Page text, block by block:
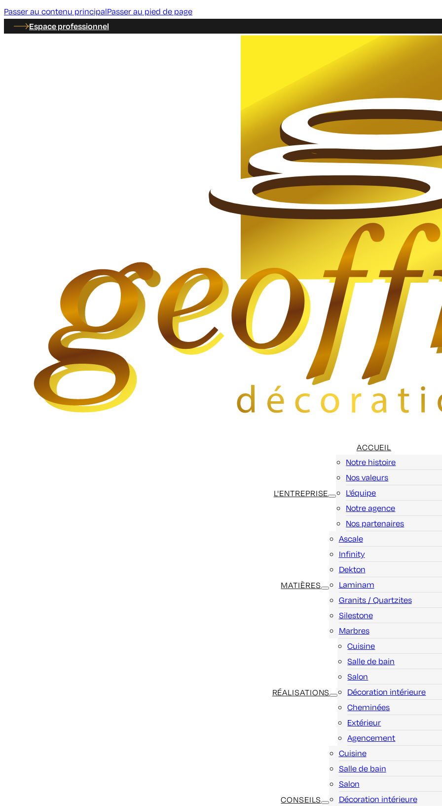
Passer au contenu principalPasser au pied de page
Espace professionnel
ACCUEIL
L'ENTREPRISE
Notre histoire
Nos valeurs
L'équipe
Notre agence
Nos partenaires
MATIÈRES
Ascale
Infinity
Dekton
Laminam
Granits / Quartzites
Silestone
Marbres
RÉALISATIONS
Cuisine
Salle de bain
Salon
Décoration intérieure
Cheminées
Extérieur
Agencement
CONSEILS
Cuisine
Salle de bain
Salon
Décoration intérieure